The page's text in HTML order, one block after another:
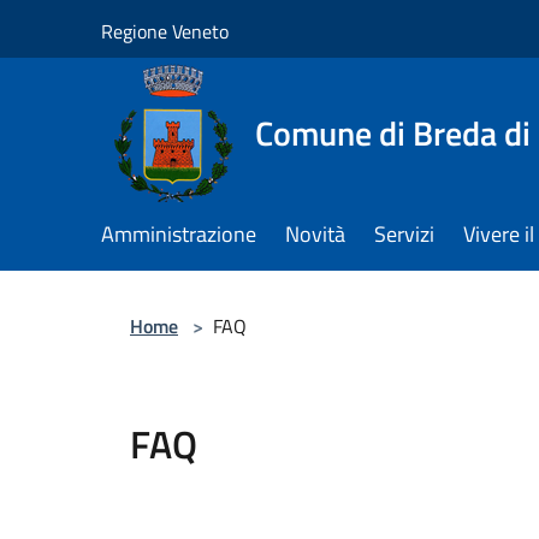
Regione Veneto
Comune di Breda
Amministrazione Novità Servizi Vivere
Home > FAQ
FAQ